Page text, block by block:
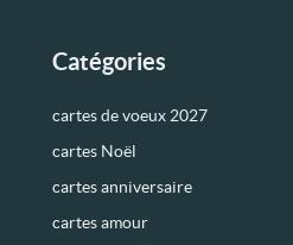
Catégories
cartes de voeux 2027
cartes Noël
cartes anniversaire
cartes amour